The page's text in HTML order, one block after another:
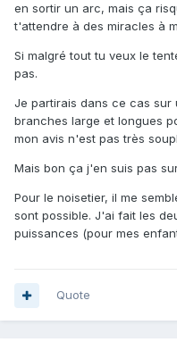
en sortir un arc, mais ça
t'attendre à des miracles à
Si malgré tout tu veux le
pas.
Je partirais dans ce cas
branches large et longues
mon avis n'est pas très
Mais bon ça j'en suis pas
Pour le noisetier, il me
sont possible. J'ai fait les
puissances (pour mes
Quote